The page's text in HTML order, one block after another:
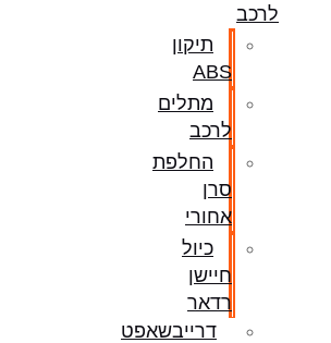
לרכב
תיקון
ABS
מתלים
לרכב
החלפת
סרן
אחורי
כיול
חיישן
רדאר
דרייבשאפט